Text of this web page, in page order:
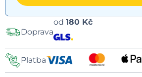
Doprava
od 180 Kč
Platba